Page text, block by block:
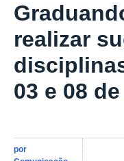
realizar
03 e 08
por